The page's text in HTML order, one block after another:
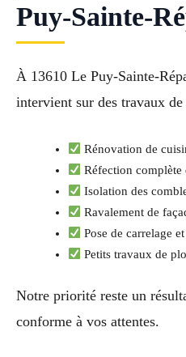
Puy-Sainte-
À 13610 Le Puy-Sainte-
intervient sur des travaux
Rénovation de
Réfection complète
Isolation des
Ravalement de
Pose de carrelage
Petits travaux de
Notre priorité reste un
conforme à vos attentes.